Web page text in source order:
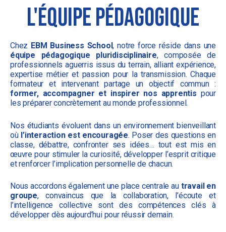
L'équipe Pédagogique
Chez EBM Business School, notre force réside dans une
équipe pédagogique pluridisciplinaire, composée de
professionnels aguerris issus du terrain, alliant expérience,
expertise métier et passion pour la transmission. Chaque
formateur et intervenant partage un objectif commun :
former, accompagner et inspirer nos apprentis pour
les préparer concrètement au monde professionnel.
Nos étudiants évoluent dans un environnement bienveillant
où l’interaction est encouragée. Poser des questions en
classe, débattre, confronter ses idées… tout est mis en
œuvre pour stimuler la curiosité, développer l’esprit critique
et renforcer l’implication personnelle de chacun.
Nous accordons également une place centrale au travail en
groupe, convaincus que la collaboration, l’écoute et
l’intelligence collective sont des compétences clés à
développer dès aujourd’hui pour réussir demain.